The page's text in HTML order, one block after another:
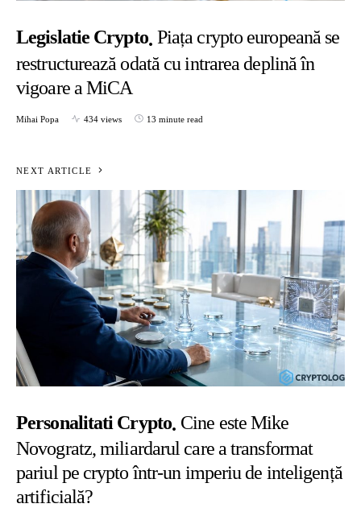
Legislatie Crypto Piața crypto europeană se
restructurează odată cu intrarea deplină în
vigoare a MiCA
Mihai Popa 434 views 13 minute read
NEXT ARTICLE
Personalitati Crypto Cine este Mike
Novogratz, miliardarul care a transformat
pariul pe crypto într-un imperiu de inteligență
artificială?